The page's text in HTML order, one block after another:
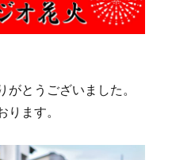
とうございました。
ます。